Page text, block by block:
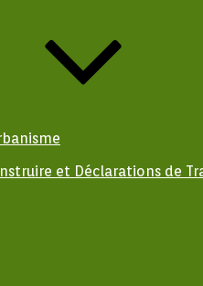
et Déclarations de